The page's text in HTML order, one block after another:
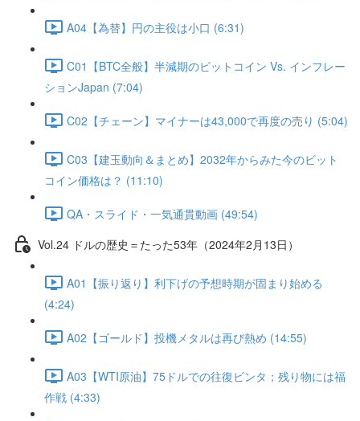
A04【為替】円の主役は小口 (6:31)
C01【BTC全般】半減期のビットコイン Vs. インフレー
ションJapan (7:04)
C02【チェーン】マイナーは43,000で再度の売り (5:04)
C03【建玉動向＆まとめ】2032年からみた今のビット
コイン価格は？ (11:10)
QA・スライド・一気通貫動画 (49:54)
Vol.24 ドルの歴史＝たった53年（2024年2月13日）
A01【振り返り】利下げの予想時期が固まり始める
(4:24)
A02【ゴールド】投機メタルは再び熱め (14:55)
A03【WTI原油】75ドルでの往復ビンタ；残り物には福
作戦 (4:33)